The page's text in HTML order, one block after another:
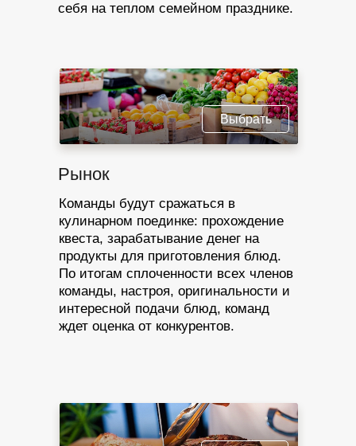
себя на теплом семейном празднике.
Рынок
Команды будут сражаться в
кулинарном поединке: прохождение
квеста, зарабатывание денег на
продукты для приготовления блюд.
По итогам сплоченности всех членов
команды, настроя, оригинальности и
интересной подачи блюд, команд
ждет оценка от конкурентов.
Выбрать